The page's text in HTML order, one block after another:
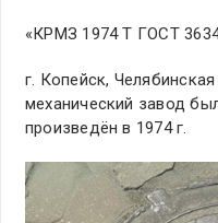
«КРМЗ 1974 Т ГОСТ
г. Копейск,
механический завод
произведён в 1974 г.